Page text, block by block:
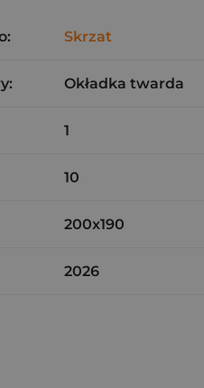
Skrzat
Okładka twarda
1
10
200x190
2026